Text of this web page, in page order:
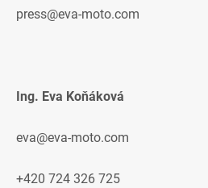
press@eva-moto.com
Ing. Eva Koňáková
eva@eva-moto.com
+420 724 326 725